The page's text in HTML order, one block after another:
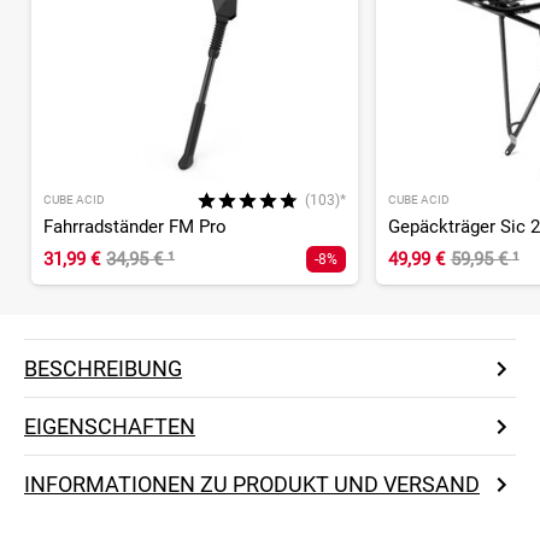
CUBE ACID (103)*
Fahrradständer FM Pro
31,99 € 34,95 €¹ -8%
CUBE ACID
Gepäckträger Sic
49,99 € 59,95 €¹
BESCHREIBUNG
EIGENSCHAFTEN
INFORMATIONEN ZU PRODUKT UND VERSAND